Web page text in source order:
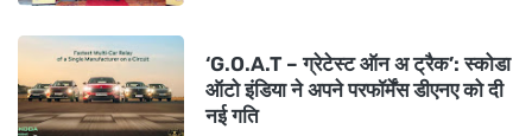
‘G.O.A.T – ग्रेटेस्ट ऑन अ ट्रैक’: स्कोडा
ऑटो इंडिया ने अपने परफॉर्मेंस डीएनए को दी
नई गति